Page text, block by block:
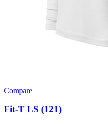
Compare
Fit-T LS (121)